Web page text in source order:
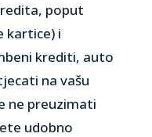
poput
kartice) i
krediti, auto
na vašu
ne preuzimati
udobno